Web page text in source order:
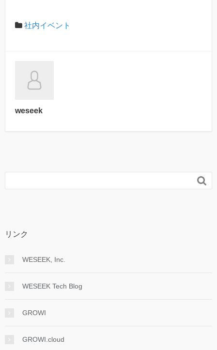
社内イベント
weseek

リンク
WESEEK, Inc.
WESEEK Tech Blog
GROWI
GROWI.cloud